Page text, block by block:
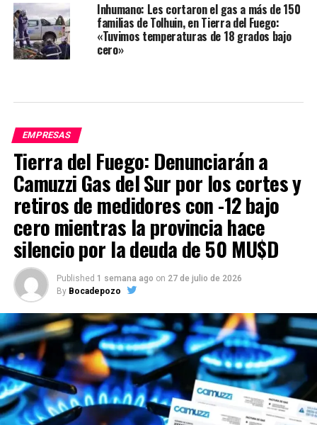
Inhumano: Les cortaron el gas a más de 150
familias de Tolhuin, en Tierra del Fuego:
«Tuvimos temperaturas de 18 grados bajo
cero»
EMPRESAS
Tierra del Fuego: Denunciarán a
Camuzzi Gas del Sur por los cortes y
retiros de medidores con -12 bajo
cero mientras la provincia hace
silencio por la deuda de 50 MU$D
Published 1 semana ago on 27 de julio de 2026
By Bocadepozo